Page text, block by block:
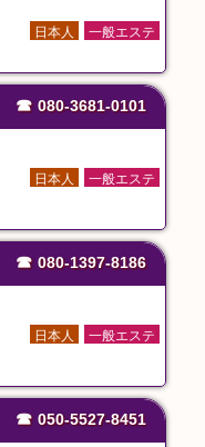
一般エステ
日本人
☎ 080-3681-0101
一般エステ
日本人
☎ 080-1397-8186
一般エステ
日本人
☎ 050-5527-8451